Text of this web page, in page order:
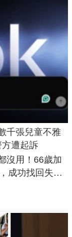
千張兒童不雅
遭起訴
沒用！66歲加
成功找回失散